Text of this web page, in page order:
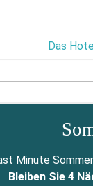
Das
Minute
Bleiben Sie 4